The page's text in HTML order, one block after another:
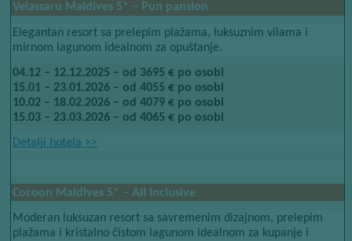
Velassaru Maldives​​ 5*​​ – Pun pansion
Elegantan resort sa prelepim plažama, luksuznim vilama i
mirnom lagunom idealnom za opuštanje.
04.12 – 12.12.2025 – od 3695 € po osobi
15.01 – 23.01.2026 – od 4055 € po osobi
10.02 – 18.02.2026 – od 4079 € po osobi
15.03 – 23.03.2026 – od 4065 € po osobi
Detalji hotela​​ >>
Cocoon Maldives 5* – All Inclusive​​
Moderan luksuzan resort sa savremenim dizajnom, prelepim
plažama i kristalno čistom lagunom idealnom za kupanje i